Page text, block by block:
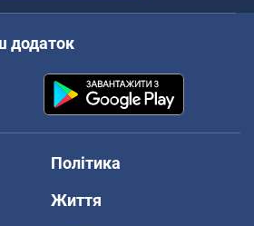
додаток
Політика
Життя